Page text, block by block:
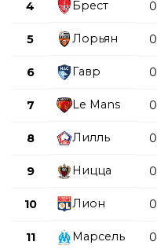
4 Брест 0
5 Лорьян 0
6 Гавр 0
7 Le Mans 0
8 Лилль 0
9 Ницца 0
10 Лион 0
11 Марсель 0